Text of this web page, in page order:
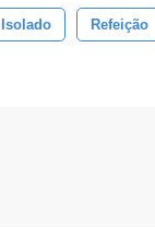
Isolado Refeição